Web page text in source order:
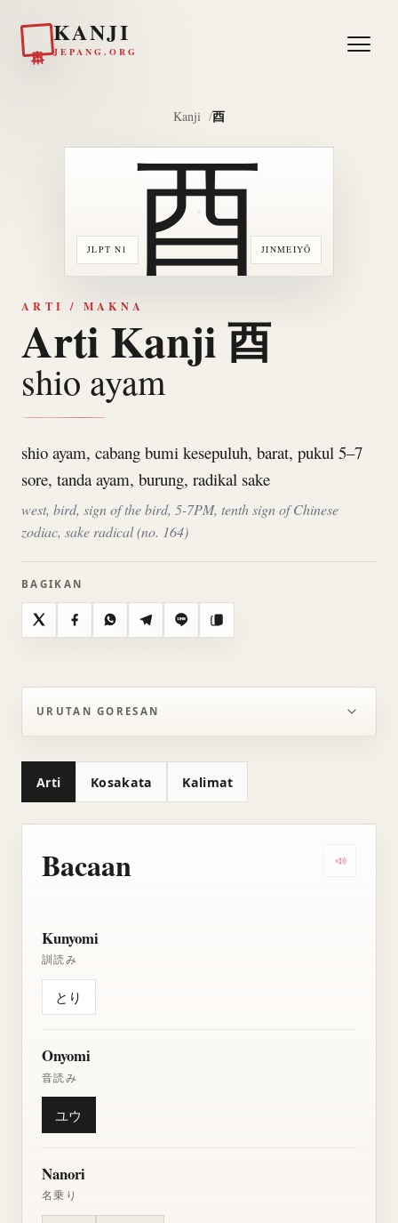
KANJI
JEPANG.ORG
Kanji 酉
JLPT N1 JINMEIYŌ
酉
ARTI / MAKNA
Arti Kanji 酉
shio ayam
shio ayam, cabang bumi kesepuluh, barat, pukul 5–7
sore, tanda ayam, burung, radikal sake
west, bird, sign of the bird, 5-7PM, tenth sign of Chinese
zodiac, sake radical (no. 164)
BAGIKAN
X FacebookWhatsAppTelegramLine Salin
URUTAN GORESAN
Arti Kosakata Kalimat
Bacaan
Kunyomi
訓読み
とり
Onyomi
音読み
ユウ
Nanori
名乗り